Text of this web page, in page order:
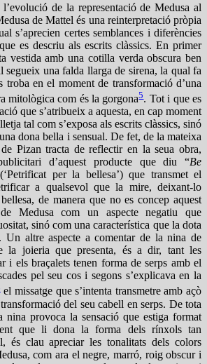
de la representació de Medusa al
de Mattel és una reinterpretació pròpia
s’aprecien certes semblances i diferències
es descriu als escrits clàssics. En primer
vestida amb una cotilla verda obscura ben
segueix una falda llarga de sirena, la qual fa
troba en el moment de transformació d’una
mitològica com és la gorgona5. Tot i que es
que s’atribueix a aquesta, en cap moment
tal com s’exposa als escrits clàssics, sinó
dona bella i sensual. De fet, de la mateixa
Pizan tracta de reflectir en la seua obra,
d’aquest producte que diu “Be
per la bellesa’) que transmet el
a qualsevol que la mire, deixant-lo
de manera que no es concep aquest
Medusa com un aspecte negatiu que
sinó com una característica que la dota
Un altre aspecte a comentar de la nina de
la joieria que presenta, és a dir, tant les
i els braçalets tenen forma de serps amb el
pel seu cos i segons s’explicava en la
el missatge que s’intenta transmetre amb açò
del seu cabell en serps. De tota
nina provoca la sensació que estiga format
que li dona la forma dels rínxols tan
és clau apreciar les tonalitats dels colors
com ara el negre, marró, roig obscur i